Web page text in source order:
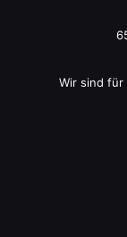
Wir sind für